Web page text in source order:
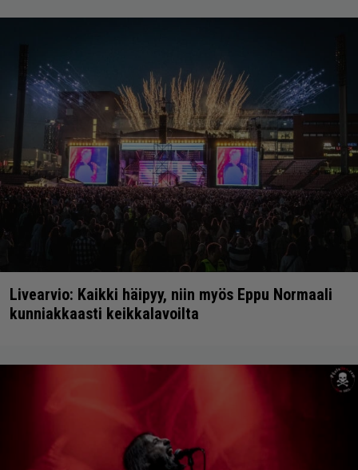
Livearvio: Kaikki häipyy, niin myös Eppu Normaali
kunniakkaasti keikkalavoilta